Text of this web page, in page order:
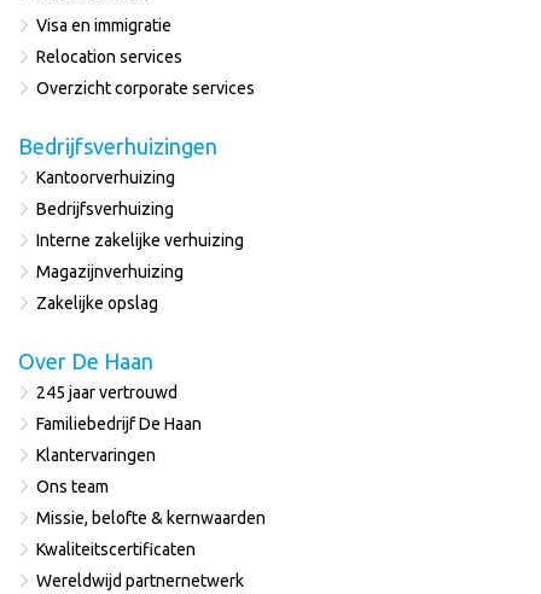
Visa en immigratie
Relocation services
Overzicht corporate services
Bedrijfsverhuizingen
Kantoorverhuizing
Bedrijfsverhuizing
Interne zakelijke verhuizing
Magazijnverhuizing
Zakelijke opslag
Over De Haan
245 jaar vertrouwd
Familiebedrijf De Haan
Klantervaringen
Ons team
Missie, belofte & kernwaarden
Kwaliteitscertificaten
Wereldwijd partnernetwerk